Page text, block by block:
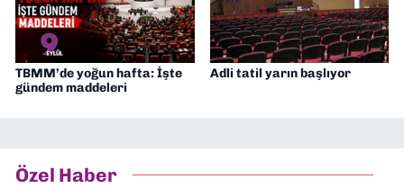
TBMM’de yoğun hafta: İşte
gündem maddeleri
Adli tatil yarın başlıyor
Özel Haber